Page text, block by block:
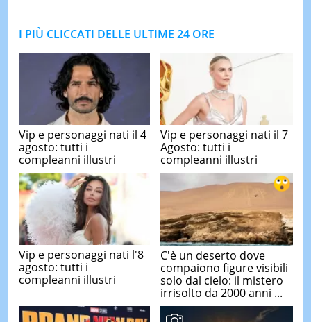
I PIÙ CLICCATI DELLE ULTIME 24 ORE
Vip e personaggi nati il 4
agosto: tutti i
compleanni illustri
Vip e personaggi nati il 7
Agosto: tutti i
compleanni illustri
Vip e personaggi nati l'8
agosto: tutti i
compleanni illustri
C'è un deserto dove
compaiono figure visibili
solo dal cielo: il mistero
irrisolto da 2000 anni ...